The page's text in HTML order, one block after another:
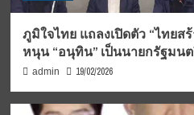
ภูมิใจไทย แถลงเปิดตัว “ไทยส
หนุน “อนุทิน” เป็นนายกรัฐมน
admin 19/02/2026